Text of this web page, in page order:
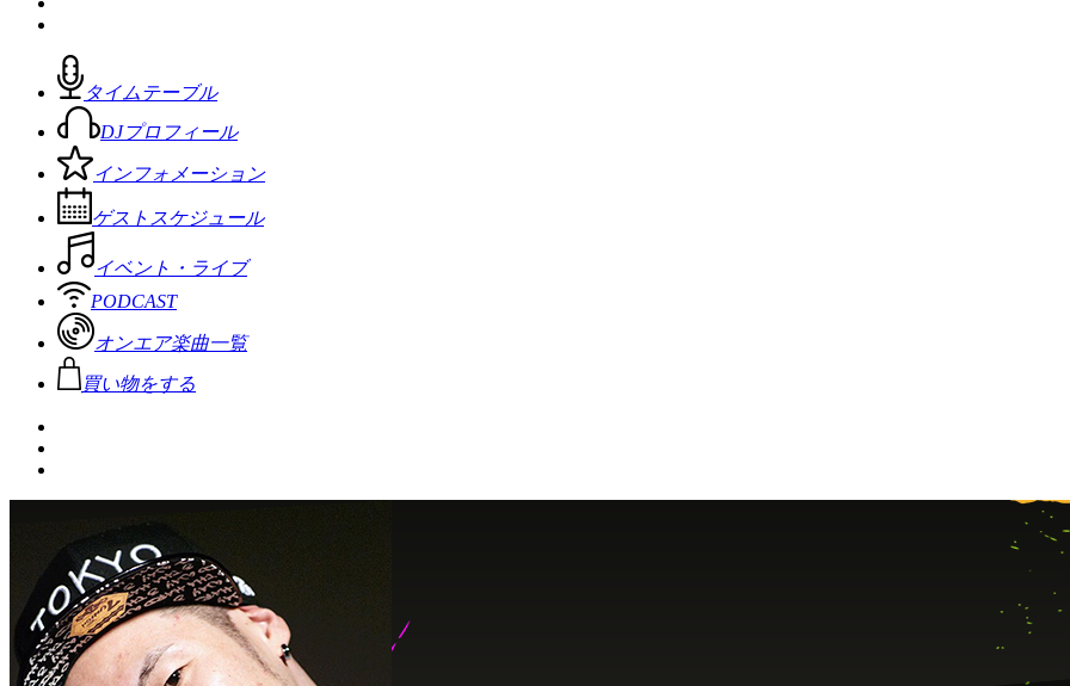
タイムテーブル
DJプロフィール
インフォメーション
ゲストスケジュール
イベント・ライブ
PODCAST
オンエア楽曲一覧
買い物をする